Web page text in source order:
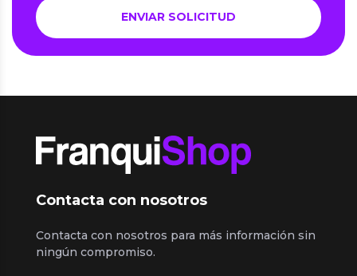
Contacta con nosotros
Contacta con nosotros para más información sin
ningún compromiso.